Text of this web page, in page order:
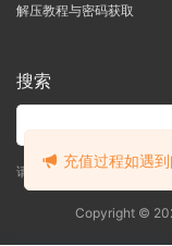
解压教程与密码获取
搜索
请直接向客服提出您的疑
Copyright ©
充值过程如遇